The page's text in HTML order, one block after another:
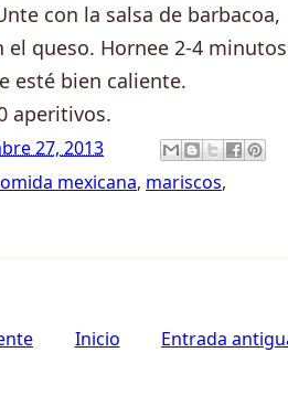
con la salsa de barbacoa,
el queso. Hornee 2-4 minutos
esté bien caliente.
aperitivos.
27, 2013
mexicana, mariscos,
Entrada
Inicio